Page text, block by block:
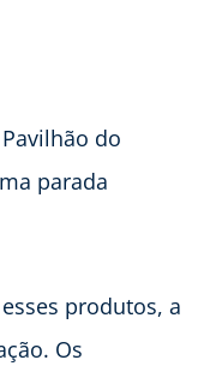
do
parada
produtos, a
Os